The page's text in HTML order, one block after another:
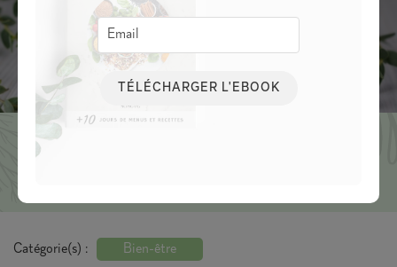
5 bonnes raisons d’utiliser l’argile verte
Remède naturel aux mille vertus, l’argile verte est utilisée depuis
des siècles. Elle nettoie, détoxifie et assainit notre organisme, et
Catégorie(s) : Bien-être
TÉLÉCHARGER L'EBOOK